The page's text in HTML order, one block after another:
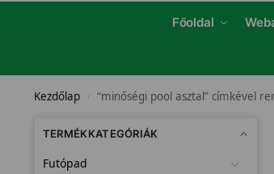
Főoldal
Kezdőlap / “minőségi pool asztal” címkével
TERMÉKKATEGÓRIÁK
Futópad